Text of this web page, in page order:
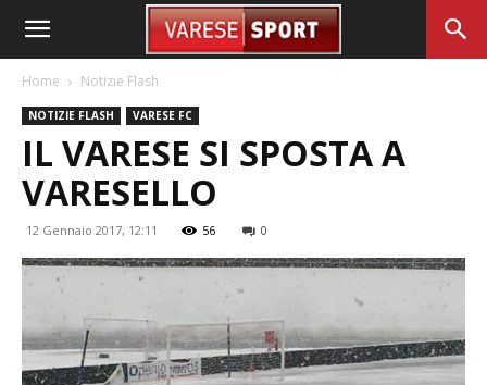
Home Notizie Flash
NOTIZIE FLASH VARESE FC
IL VARESE SI SPOSTA A
VARESELLO
12 Gennaio 2017, 12:11 56 0